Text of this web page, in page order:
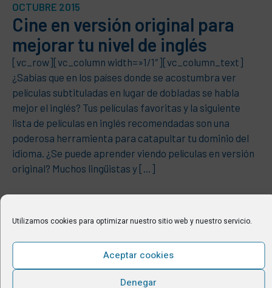
Utilizamos cookies para optimizar nuestro sitio web y nuestro servicio.
Aceptar cookies
Denegar
OCTUBRE 2015
Cine en versión original para
mejorar tu nivel de inglés
[vc_row][vc_column width=»1/1″][vc_column_text]
¿Sabías que en los países donde se acostumbra ver
películas subtituladas en lugar de dobladas se habla
mejor el inglés? Tus películas favoritas y la siguiente
lista de películas en inglés recomendadas son una
poderosa herramienta para catapultar tu dominio del
idioma. ¿Se puede aprender viendo películas en versión
original? Muchos lingüistas y […]